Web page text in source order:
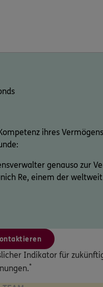
ihres
genauso zur
Re, einem der
Indikator für
*